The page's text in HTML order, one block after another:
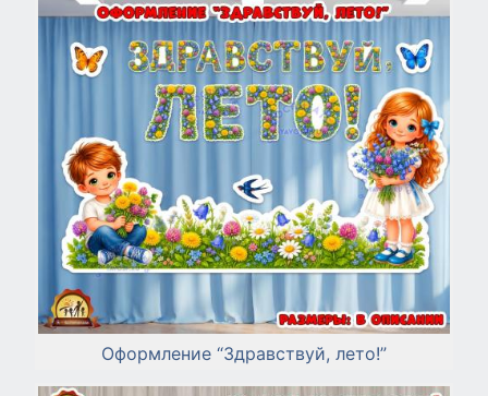
Оформление “Здравствуй, лето!”